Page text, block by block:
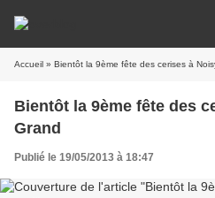
Accueil » Bientôt la 9ème fête des cerises à
Bientôt la 9ème fête des
Grand
Publié le 19/05/2013 à 18:47